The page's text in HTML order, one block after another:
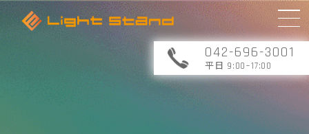
042-696-3001
平日 9:00~17:00